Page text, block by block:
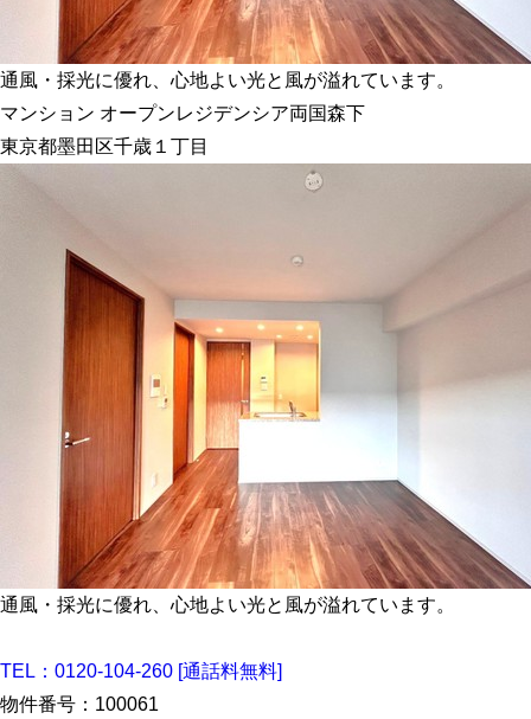
通風・採光に優れ、心地よい光と風が溢れています。
マンション オープンレジデンシア両国森下
東京都墨田区千歳１丁目
通風・採光に優れ、心地よい光と風が溢れています。
TEL： 0120-104-260 [通話料無料]
物件番号：100061